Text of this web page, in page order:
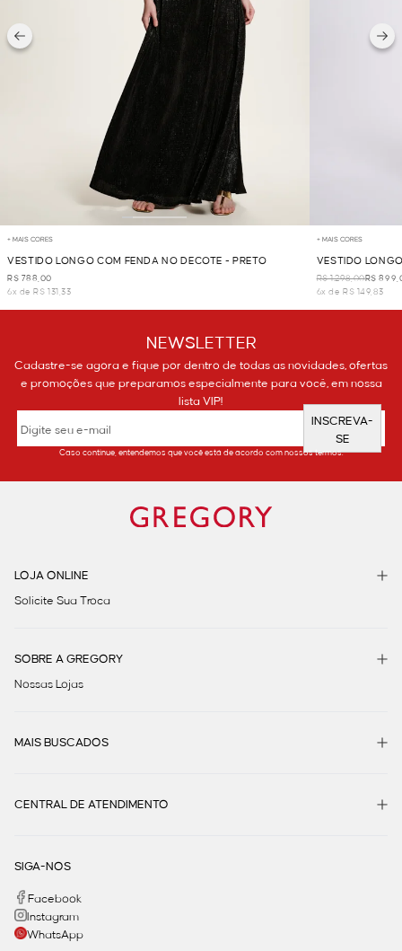
+ MAIS CORES
VESTIDO LONGO COM FENDA NO DECOTE - PRETO
R$ 788,00
6x de R$ 131,33
+ MAIS CORES
VESTIDO
R$ 1.298,00R$
6x de R$ 149,83
NEWSLETTER
Cadastre-se agora e fique por dentro de todas as novidades, ofertas
e promoções que preparamos especialmente para você, em nossa
lista VIP!
INSCREVA-
SE
Caso continue, entendemos que você está de acordo com nossos termos.
LOJA ONLINE
Solicite Sua Troca
SOBRE A GREGORY
Nossas Lojas
MAIS BUSCADOS
CENTRAL DE ATENDIMENTO
SIGA-NOS
Facebook
Instagram
WhatsApp